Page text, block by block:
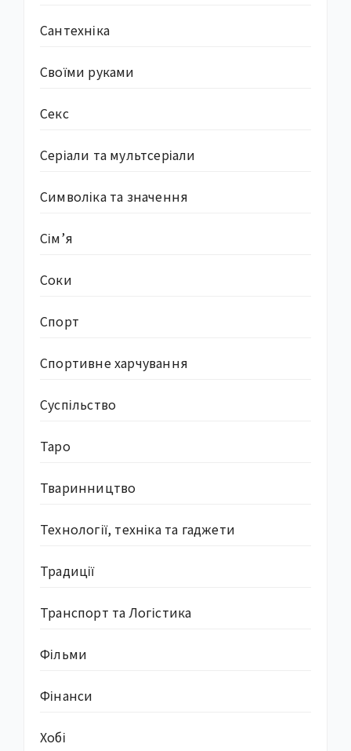
Сантехніка
Своїми руками
Секс
Серіали та мультсеріали
Символіка та значення
Сім’я
Соки
Спорт
Спортивне харчування
Суcпільство
Таро
Тваринництво
Технології, техніка та гаджети
Традиції
Транспорт та Логістика
Фільми
Фінанси
Хобі